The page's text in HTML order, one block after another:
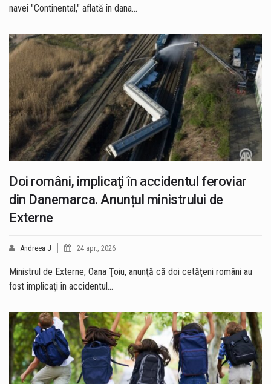
navei "Continental," aflată în dana…
Doi români, implicaţi în accidentul feroviar
din Danemarca. Anunțul ministrului de
Externe
Andreea J 24 apr., 2026
Ministrul de Externe, Oana Ţoiu, anunţă că doi cetăţeni români au
fost implicaţi în accidentul…